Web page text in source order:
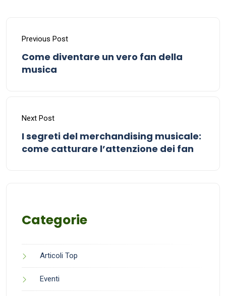
Previous Post
Come diventare un vero fan della
musica
Next Post
I segreti del merchandising musicale:
come catturare l’attenzione dei fan
Categorie
Articoli Top
Eventi